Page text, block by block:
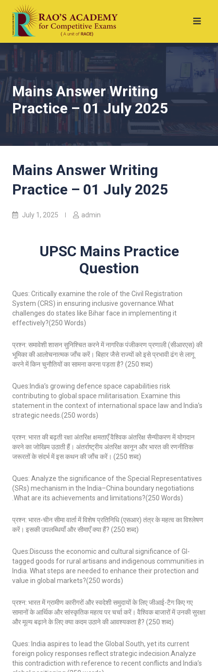
Mains Answer Writing
Practice – 01 July 2025
Mains Answer Writing
Practice – 01 July 2025
July 1, 2025 admin
UPSC Mains Practice
Question
Ques: Critically examine the role of the Civil Registration
System (CRS) in ensuring inclusive governance.What
challenges do states like Bihar face in implementing it
effectively?(250 Words)
प्रश्न: समावेशी शासन सुनिश्चित करने में नागरिक पंजीकरण प्रणाली (सीआरएस) की
भूमिका की आलोचनात्मक जाँच करें। बिहार जैसे राज्यों को इसे प्रभावी ढंग से लागू
करने में किन चुनौतियों का सामना करना पड़ता है? (250 शब्द)
Ques:India’s growing defence space capabilities risk
contributing to global space militarisation. Examine this
statement in the context of international space law and India’s
strategic needs.(250 words)
प्रश्न: भारत की बढ़ती रक्षा अंतरिक्ष क्षमताएँ वैश्विक अंतरिक्ष सैन्यीकरण में योगदान
करने का जोखिम उठाती हैं। अंतर्राष्ट्रीय अंतरिक्ष कानून और भारत की रणनीतिक
जरूरतों के संदर्भ में इस कथन की जाँच करें। (250 शब्द)
Ques: Analyze the significance of the Special Representatives
(SRs) mechanism in the India–China boundary negotiations
.What are its achievements and limitations?(250 Words)
प्रश्न: भारत-चीन सीमा वार्ता में विशेष प्रतिनिधि (एसआर) तंत्र के महत्व का विश्लेषण
करें। इसकी उपलब्धियाँ और सीमाएँ क्या हैं? (250 शब्द)
Ques:Discuss the economic and cultural significance of GI-
tagged goods for rural artisans and indigenous communities in
India. What steps are needed to enhance their protection and
value in global markets?(250 words)
प्रश्न: भारत में ग्रामीण कारीगरों और स्वदेशी समुदायों के लिए जीआई-टैग किए गए
सामानों के आर्थिक और सांस्कृतिक महत्व पर चर्चा करें। वैश्विक बाजारों में उनकी सुरक्षा
और मूल्य बढ़ाने के लिए क्या कदम उठाने की आवश्यकता है? (250 शब्द)
Ques: India aspires to lead the Global South, yet its current
foreign policy responses reflect strategic indecision.Analyze
this contradiction with reference to recent conflicts and India’s